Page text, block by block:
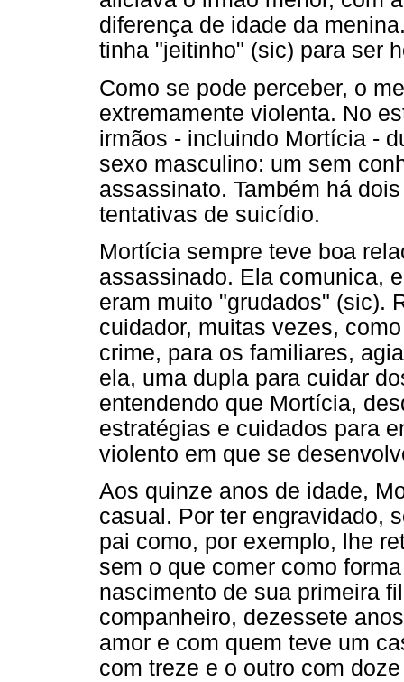
diferença de idade da
tinha "jeitinho" (sic) para ser
Como se pode perceber, o
extremamente violenta. No
irmãos - incluindo Mortícia -
sexo masculino: um sem
assassinato. Também há
tentativas de suicídio.
Mortícia sempre teve boa
assassinado. Ela comunica,
eram muito "grudados" (sic).
cuidador, muitas vezes,
crime, para os familiares,
ela, uma dupla para cuidar
entendendo que Mortícia,
estratégias e cuidados para
violento em que se
Aos quinze anos de idade,
casual. Por ter engravidado,
pai como, por exemplo, lhe
sem o que comer como
nascimento de sua primeira
companheiro, dezessete
amor e com quem teve um
com treze e o outro com